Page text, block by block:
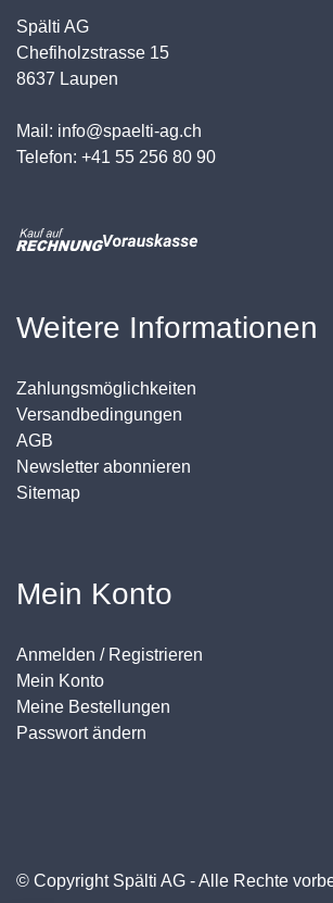
Spälti AG
Chefiholzstrasse 15
8637 Laupen
Mail: info@spaelti-ag.ch
Telefon: +41 55 256 80 90
Weitere Informationen
Zahlungsmöglichkeiten
Versandbedingungen
AGB
Newsletter abonnieren
Sitemap
Mein Konto
Anmelden / Registrieren
Mein Konto
Meine Bestellungen
Passwort ändern
© Copyright Spälti AG - Alle Rechte